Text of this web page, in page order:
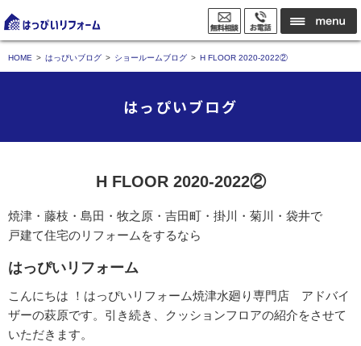
HOME はっぴいブログ ショールームブログ H FLOOR 2020-2022②
はっぴいブログ
H FLOOR 2020-2022②
焼津・藤枝・島田・牧之原・吉田町・掛川・菊川・袋井で
戸建て住宅のリフォームをするなら
はっぴいリフォーム
こんにちは ！はっぴいリフォーム焼津水廻り専門店 アドバイ
ザーの萩原です。引き続き、クッションフロアの紹介をさせて
いただきます。